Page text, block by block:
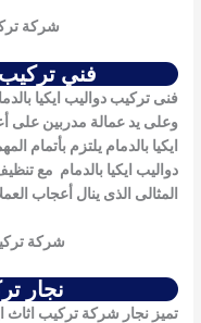
شركة
فني تركيب
فنى تركيب دواليب ايكيا
وعلى يد عمالة مدربين على
ايكيا بالدمام يلتزم بأتمام
دواليب ايكيا بالدمام مع
المثالى الذى ينال أعجاب
شركة
نجار
تميز نجار شركة تركيب اثاث